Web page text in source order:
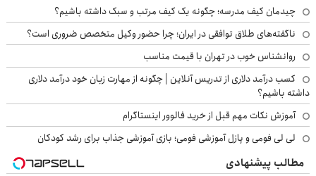
چیدمان کیف مدرسه؛ چگونه یک کیف مرتب و سبک داشته باشیم؟
ناگفته‌های طلاق توافقی در ایران؛ چرا حضور وکیل متخصص ضروری است؟
روانشناس خوب در تهران با قیمت مناسب
کسب درآمد دلاری از تدریس آنلاین | چگونه از مهارت زبان خود درآمد دلاری
داشته باشیم؟
آموزش نکات مهم قبل از خرید فالوور اینستاگرام
لی لی فومی و پازل آموزشی فومی؛ بازی آموزشی جذاب برای رشد کودکان
مطالب پیشنهادی